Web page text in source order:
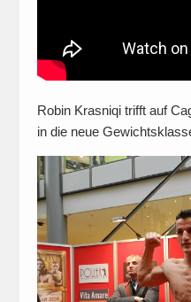
Robin Krasniqi trifft auf
in die neue